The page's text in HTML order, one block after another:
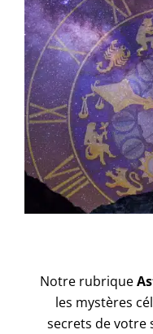
Notre rubrique
les mystères
secrets de votre